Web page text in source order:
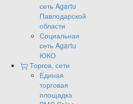
сеть Agartu
Павлодарской
области
Социальная
сеть Agartu
ЮКО
Торгов. сети
Единая
торговая
площадка